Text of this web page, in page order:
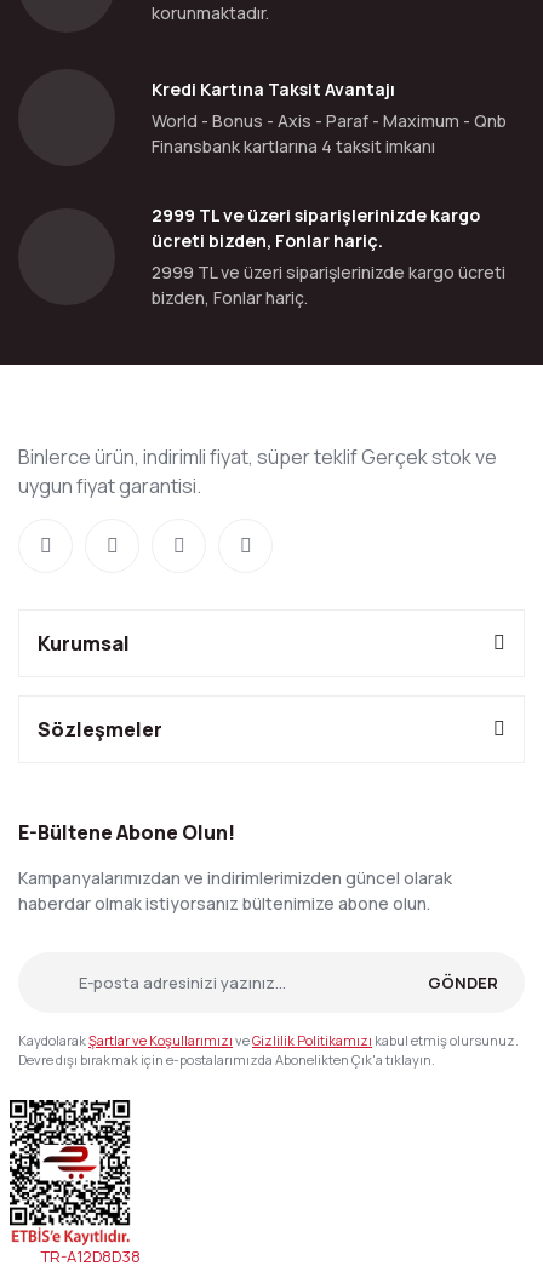
korunmaktadır.
Kredi Kartına Taksit Avantajı
World - Bonus - Axis - Paraf - Maximum - Qnb
Finansbank kartlarına 4 taksit imkanı
2999 TL ve üzeri siparişlerinizde kargo
ücreti bizden, Fonlar hariç.
2999 TL ve üzeri siparişlerinizde kargo ücreti
bizden, Fonlar hariç.
Binlerce ürün, indirimli fiyat, süper teklif Gerçek stok ve
uygun fiyat garantisi.
Kurumsal
Sözleşmeler
E-Bültene Abone Olun!
Kampanyalarımızdan ve indirimlerimizden güncel olarak
haberdar olmak istiyorsanız bültenimize abone olun.
GÖNDER
KaydolarakŞartlar ve Koşullarımızı veGizlilik Politikamızı kabul etmiş olursunuz.
Devre dışı bırakmak için e-postalarımızda Abonelikten Çık'a tıklayın.
TR-A12D8D38